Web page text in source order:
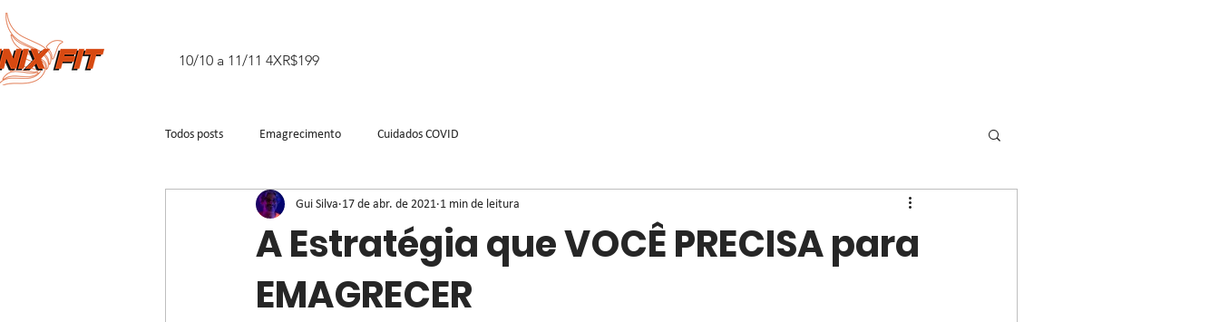
Todos posts Emagrecimento Cuidados COVID
A Estratégia que VOCÊ PRECISA para
EMAGRECER
Gui Silva 17 de abr. de 2021 1 min de leitura
10/10 a 11/11 4XR$199